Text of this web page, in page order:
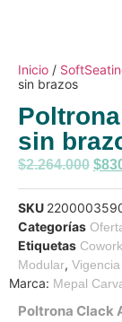
Inicio /
sin brazos
sin
$2.264.000 $
SKU
Categorías
Etiquetas
Modular,
Marca: Mepal
Poltrona Clack